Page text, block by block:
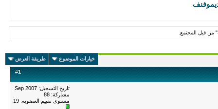
قبل المجتمع.
خيارات الموضوع طريقة العرض
#1
تاريخ التسجيل: Sep 2007
مشاركة: 88
مستوى تقييم العضوية: 19